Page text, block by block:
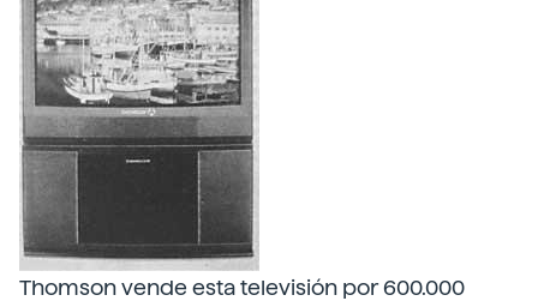
Thomson vende esta televisión por 600.000